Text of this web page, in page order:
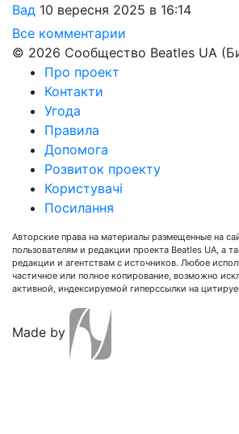
Вад 10 вересня 2025 в 16:14
Все комментарии
© 2026 Сообщество Beatles UA
Про проект
Контакти
Угода
Правила
Допомога
Розвиток проекту
Користувачі
Посилання
Авторские права на материалы размещенные на
пользователям и редакции проекта Beatles UA, а
редакции и агентствам с источников. Любое
частичное или полное копирование, возможно
активной, индексируемой гиперссылки на
Made by